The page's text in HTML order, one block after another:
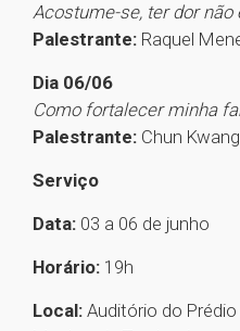
Acostume-se, ter dor não
Palestrante: Raquel
Dia 06/06
Como fortalecer minha
Palestrante: Chun
Serviço
Data: 03 a 06 de junho
Horário: 19h
Local: Auditório do